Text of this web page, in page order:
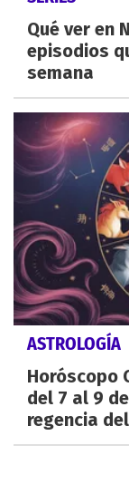
Qué ver en
episodios
semana
ASTROLOGÍA
Horóscopo
del 7 al 9
regencia